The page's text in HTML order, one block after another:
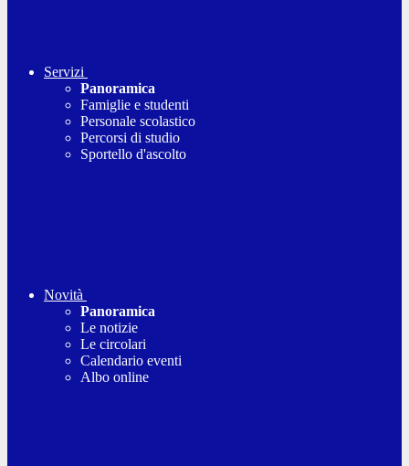
Servizi
Panoramica
Famiglie e studenti
Personale scolastico
Percorsi di studio
Sportello d'ascolto
Novità
Panoramica
Le notizie
Le circolari
Calendario eventi
Albo online